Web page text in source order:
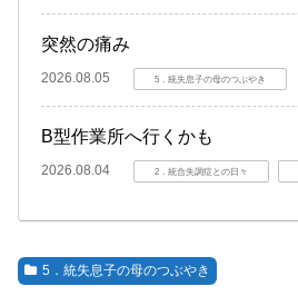
突然の痛み
2026.08.05 5．統失息子の母のつぶやき
B型作業所へ行くかも
2026.08.04 2．統合失調症との日々
5．統失息子の母のつぶやき